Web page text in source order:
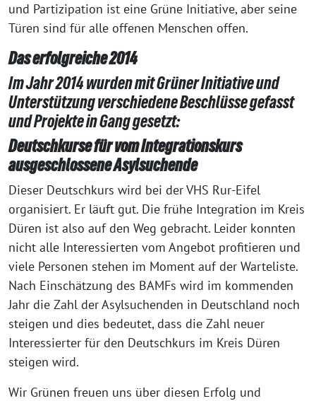
und Partizipation ist eine Grüne Initiative, aber seine
Türen sind für alle offenen Menschen offen.
Das erfolgreiche 2014
Im Jahr 2014 wurden mit Grüner Initiative und
Unterstützung verschiedene Beschlüsse gefasst
und Projekte in Gang gesetzt:
Deutschkurse für vom Integrationskurs
ausgeschlossene Asylsuchende
Dieser Deutschkurs wird bei der VHS Rur-Eifel
organisiert. Er läuft gut. Die frühe Integration im Kreis
Düren ist also auf den Weg gebracht. Leider konnten
nicht alle Interessierten vom Angebot profitieren und
viele Personen stehen im Moment auf der Warteliste.
Nach Einschätzung des BAMFs wird im kommenden
Jahr die Zahl der Asylsuchenden in Deutschland noch
steigen und dies bedeutet, dass die Zahl neuer
Interessierter für den Deutschkurs im Kreis Düren
steigen wird.
Wir Grünen freuen uns über diesen Erfolg und